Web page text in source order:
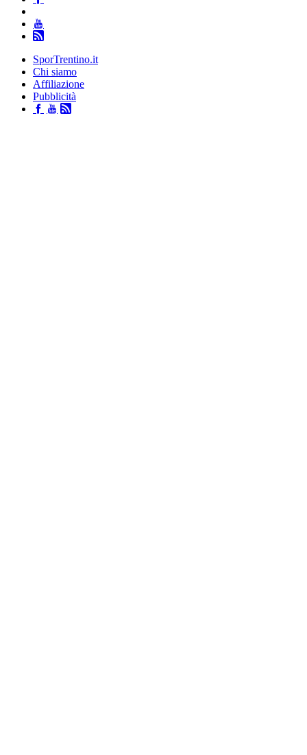
SporTrentino.it
Chi siamo
Affiliazione
Pubblicità